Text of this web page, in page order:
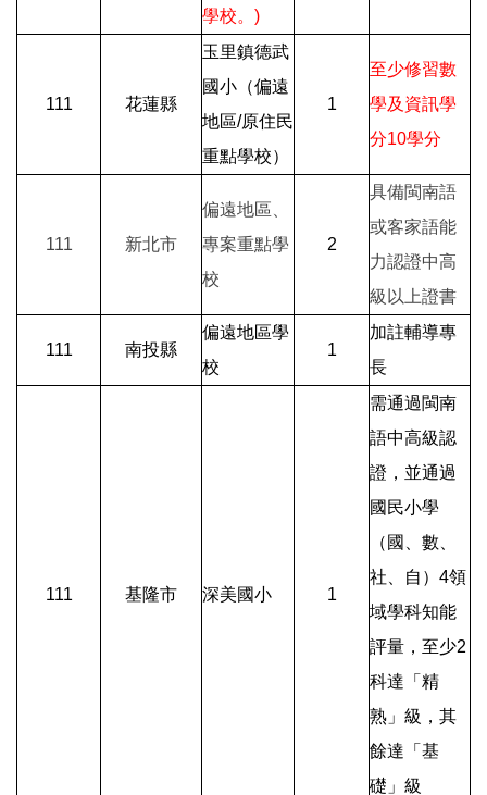
學校。)
111 花蓮縣
玉里鎮德武
國小（偏遠
地區/原住民
重點學校）
1
至少修習數
學及資訊學
分10學分
111 新北市
偏遠地區、
專案重點學
校
2
具備閩南語
或客家語能
力認證中高
級以上證書
111 南投縣
偏遠地區學
校
1
加註輔導專
長
111 基隆市 深美國小 1
需通過閩南
語中高級認
證，並通過
國民小學
（國、數、
社、自）4領
域學科知能
評量，至少2
科達「精
熟」級，其
餘達「基
礎」級